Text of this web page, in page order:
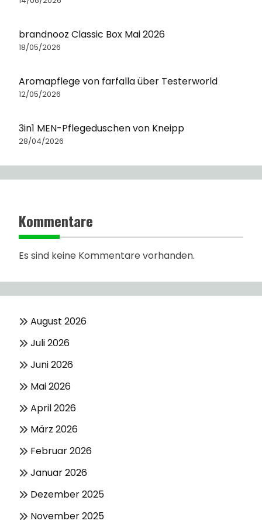
brandnooz Classic Box Mai 2026
18/05/2026
Aromapflege von farfalla über Testerworld
12/05/2026
3in1 MEN-Pflegeduschen von Kneipp
28/04/2026
Kommentare
Es sind keine Kommentare vorhanden.
August 2026
Juli 2026
Juni 2026
Mai 2026
April 2026
März 2026
Februar 2026
Januar 2026
Dezember 2025
November 2025